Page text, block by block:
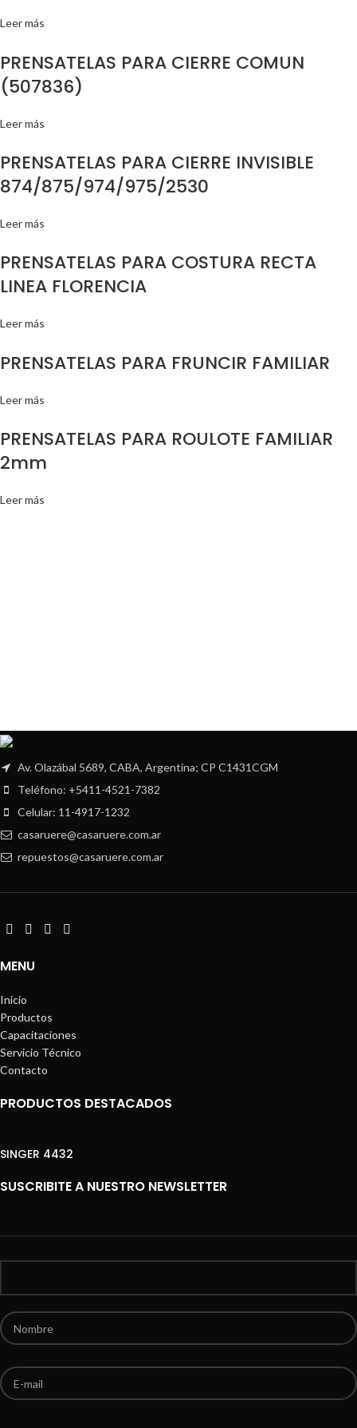
Leer más
PRENSATELAS PARA CIERRE COMUN
(507836)
Leer más
PRENSATELAS PARA CIERRE INVISIBLE
874/875/974/975/2530
Leer más
PRENSATELAS PARA COSTURA RECTA
LINEA FLORENCIA
Leer más
PRENSATELAS PARA FRUNCIR FAMILIAR
Leer más
PRENSATELAS PARA ROULOTE FAMILIAR
2mm
Leer más
Av. Olazábal 5689, CABA, Argentina; CP C1431CGM
Teléfono: +5411-4521-7382
Celular: 11-4917-1232
casaruere@casaruere.com.ar
repuestos@casaruere.com.ar
MENU
Inicio
Productos
Capacitaciones
Servicio Técnico
Contacto
PRODUCTOS DESTACADOS
SINGER 4432
SUSCRIBITE A NUESTRO NEWSLETTER